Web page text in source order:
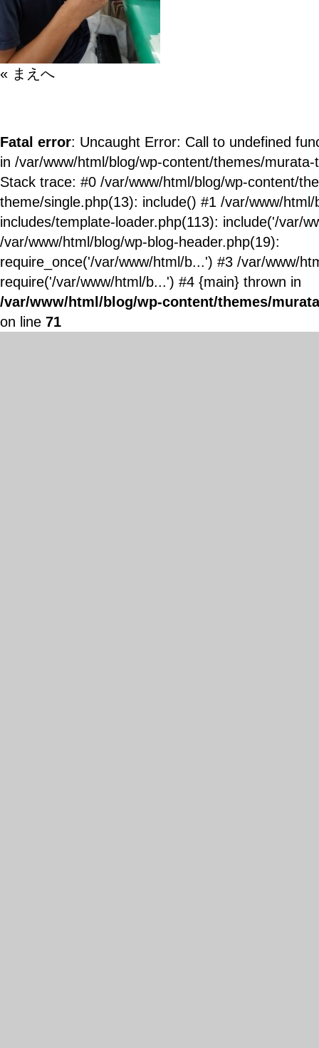
« まえへ
Fatal error: Uncaught Error: Call to undefined
in /var/www/html/blog/wp-content/themes/
Stack trace: #0 /var/www/html/blog/wp-content/
theme/single.php(13): include() #1 /var/www/html/
includes/template-loader.php(113): include('/var/
/var/www/html/blog/wp-blog-header.php(19):
require_once('/var/www/html/b...') #3 /var/www/
require('/var/www/html/b...') #4 {main} thrown in
/var/www/html/blog/wp-content/themes/
on line 71